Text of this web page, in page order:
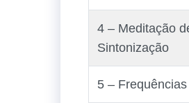
4 – Meditação
Sintonização
5 –